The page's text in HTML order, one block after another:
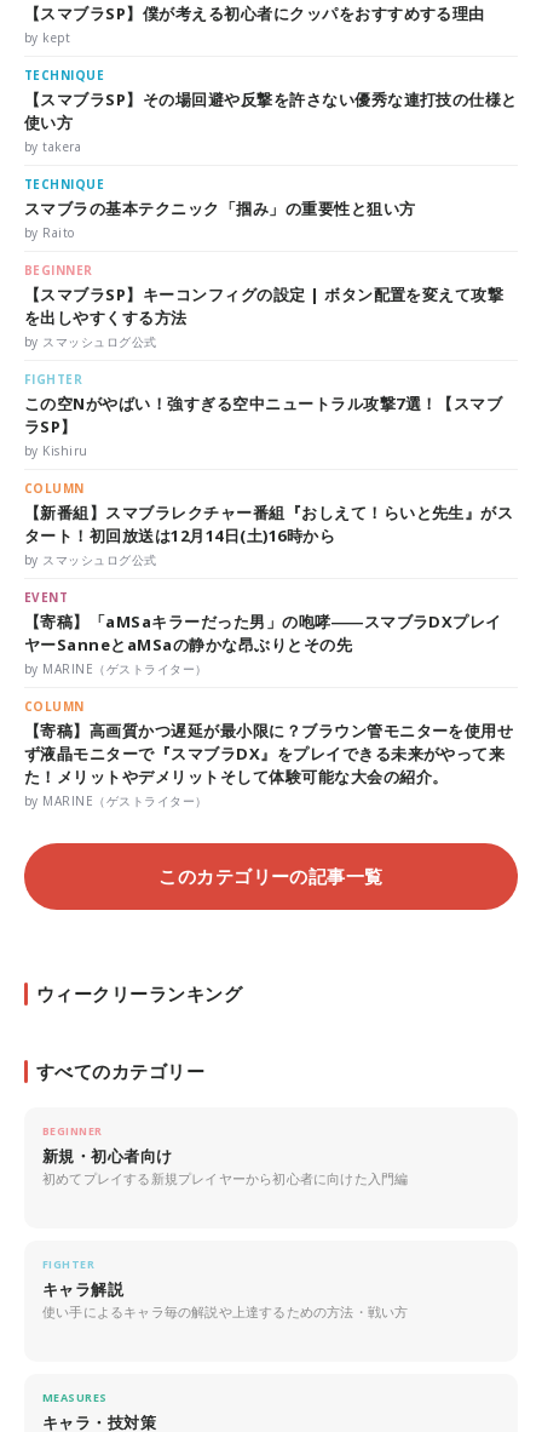
【スマブラSP】僕が考える初心者にクッパをおすすめする理由
by kept
TECHNIQUE
【スマブラSP】その場回避や反撃を許さない優秀な連打技の仕様と
使い方
by takera
TECHNIQUE
スマブラの基本テクニック「掴み」の重要性と狙い方
by Raito
BEGINNER
【スマブラSP】キーコンフィグの設定 | ボタン配置を変えて攻撃
を出しやすくする方法
by スマッシュログ公式
FIGHTER
この空Nがやばい！強すぎる空中ニュートラル攻撃7選！【スマブ
ラSP】
by Kishiru
COLUMN
【新番組】スマブラレクチャー番組『おしえて！らいと先生』がス
タート！初回放送は12月14日(土)16時から
by スマッシュログ公式
EVENT
【寄稿】「aMSaキラーだった男」の咆哮――スマブラDXプレイ
ヤーSanneとaMSaの静かな昂ぶりとその先
by MARINE（ゲストライター）
COLUMN
【寄稿】高画質かつ遅延が最小限に？ブラウン管モニターを使用せ
ず液晶モニターで『スマブラDX』をプレイできる未来がやって来
た！メリットやデメリットそして体験可能な大会の紹介。
by MARINE（ゲストライター）
このカテゴリーの記事一覧
ウィークリーランキング
すべてのカテゴリー
BEGINNER
新規・初心者向け
初めてプレイする新規プレイヤーから初心者に向けた入門編
FIGHTER
キャラ解説
使い手によるキャラ毎の解説や上達するための方法・戦い方
MEASURES
キャラ・技対策